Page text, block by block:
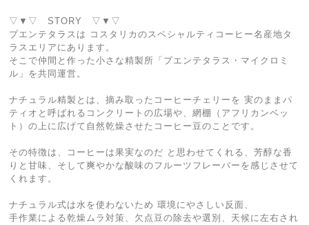
▽▼▽ STORY ▽▼▽
プエンテタラスは コスタリカのスペシャルティコーヒー名産地タ
ラスエリアにあります。
そこで仲間と作った小さな精製所「プエンテタラス・マイクロミ
ル」を共同運営。
ナチュラル精製とは、摘み取ったコーヒーチェリーを 実のままパ
ティオと呼ばれるコンクリートの広場や、網棚（アフリカンベッ
ト）の上に広げて自然乾燥させたコーヒー豆のことです。
その特徴は、コーヒーは果実なのだ と思わせてくれる、芳醇な香
りと甘味、そして爽やかな酸味のフルーツフレーバーを感じさせて
くれます。
ナチュラル式は水を使わないため 環境にやさしい反面、
手作業による乾燥ムラ対策、欠点豆の除去や選別、天候に左右され